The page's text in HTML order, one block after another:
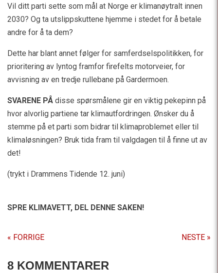
Vil ditt parti sette som mål at Norge er klimanøytralt innen
2030? Og ta utslippskuttene hjemme i stedet for å betale
andre for å ta dem?
Dette har blant annet følger for samferdselspolitikken, for
prioritering av lyntog framfor firefelts motorveier, for
avvisning av en tredje rullebane på Gardermoen.
SVARENE PÅ disse spørsmålene gir en viktig pekepinn på
hvor alvorlig partiene tar klimautfordringen. Ønsker du å
stemme på et parti som bidrar til klimaproblemet eller til
klimaløsningen? Bruk tida fram til valgdagen til å finne ut av
det!
(trykt i Drammens Tidende 12. juni)
SPRE KLIMAVETT, DEL DENNE SAKEN!
« FORRIGE NESTE »
8 KOMMENTARER